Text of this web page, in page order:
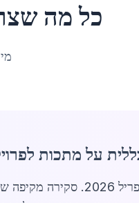
כל מה
על מתכות
מעודכן לאפריל